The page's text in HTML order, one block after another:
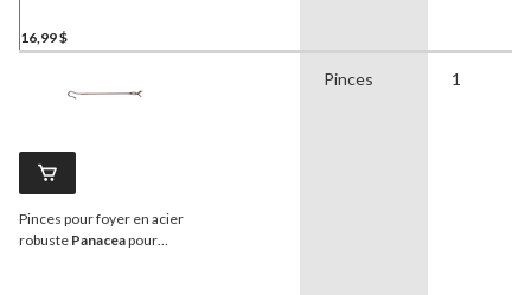
16,99 $
Pinces pour foyer en acier
robuste Panaceapour
Pinces 1